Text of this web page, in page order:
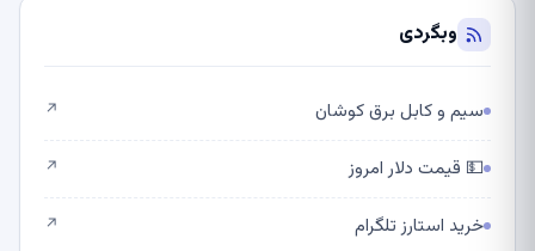
وبگردی
سیم و کابل برق کوشان ↗
💵 قیمت دلار امروز ↗
خرید استارز تلگرام ↗